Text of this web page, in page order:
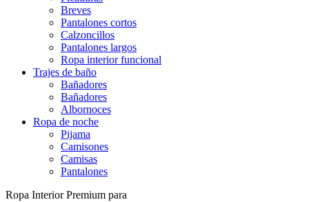
Breves
Pantalones cortos
Calzoncillos
Pantalones largos
Ropa interior funcional
Trajes de baño
Bañadores
Bañadores
Albornoces
Ropa de noche
Pijama
Camisones
Camisas
Pantalones
Ropa Interior Premium para